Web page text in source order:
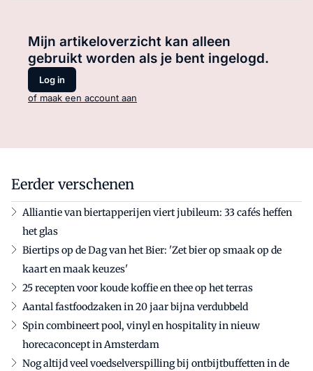
Mijn artikeloverzicht kan alleen
gebruikt worden als je bent ingelogd.
Log in
of maak een account aan
Eerder verschenen
Alliantie van biertapperijen viert jubileum: 33 cafés heffen
het glas
Biertips op de Dag van het Bier: 'Zet bier op smaak op de
kaart en maak keuzes'
25 recepten voor koude koffie en thee op het terras
Aantal fastfoodzaken in 20 jaar bijna verdubbeld
Spin combineert pool, vinyl en hospitality in nieuw
horecaconcept in Amsterdam
Nog altijd veel voedselverspilling bij ontbijtbuffetten in de